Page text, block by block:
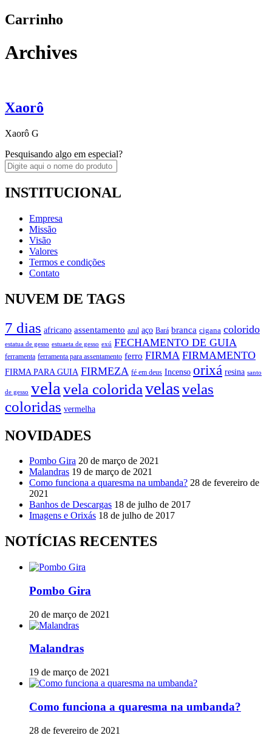
Carrinho
Archives
Xaorô
Xaorô G
Pesquisando algo em especial?
INSTITUCIONAL
Empresa
Missão
Visão
Valores
Termos e condições
Contato
NUVEM DE TAGS
7 dias africano assentamento azul aço Bará branca cigana colorido
estatua de gesso estuaeta de gesso exú FECHAMENTO DE GUIA
ferramenta ferramenta para assentamento ferro FIRMA FIRMAMENTO
FIRMA PARA GUIA FIRMEZA fé em deus Incenso orixá resina santo
de gesso vela vela coloridavelasvelas
coloridas vermelha
NOVIDADES
Pombo Gira 20 de março de 2021
Malandras 19 de março de 2021
Como funciona a quaresma na umbanda? 28 de fevereiro de
2021
Banhos de Descargas 18 de julho de 2017
Imagens e Orixás 18 de julho de 2017
NOTÍCIAS RECENTES
Pombo Gira
20 de março de 2021
Malandras
19 de março de 2021
Como funciona a quaresma na umbanda?
28 de fevereiro de 2021